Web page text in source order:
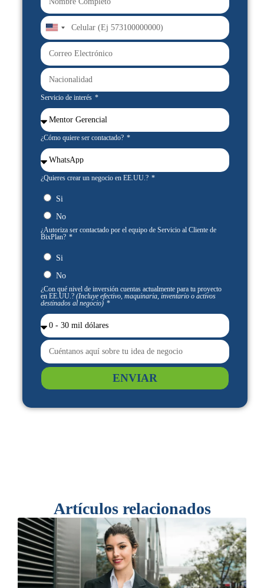
United
States
+1
Servicio de interés
¿Cómo quiere ser contactado?
¿Quieres crear un negocio en EE.UU.?
Si
No
¿Autoriza ser contactado por el equipo de Servicio al Cliente de
BixPlan?
Si
No
¿Con qué nivel de inversión cuentas actualmente para tu proyecto
en EE.UU.? (Incluye efectivo, maquinaria, inventario o activos
destinados al negocio)
ENVIAR
Artículos relacionados